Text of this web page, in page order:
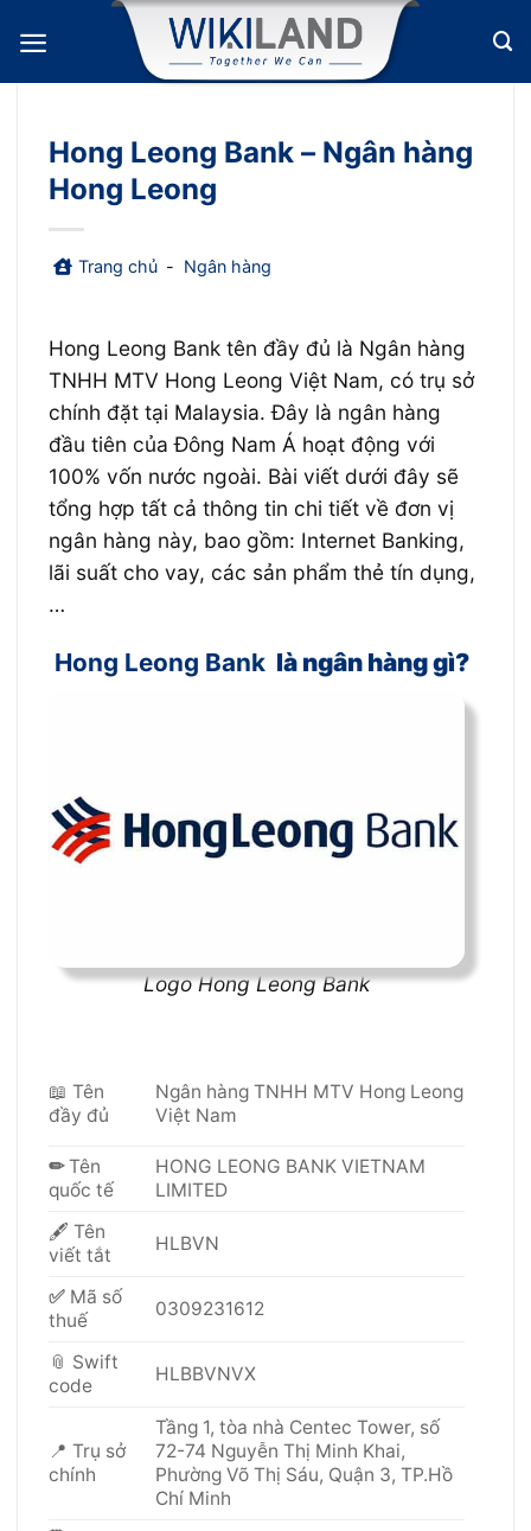
qua
nội
Hong Leong Bank – Ngân hàng
Hong Leong
Trang chủ - Ngân hàng
Hong Leong Bank tên đầy đủ là Ngân hàng
TNHH MTV Hong Leong Việt Nam, có trụ sở
chính đặt tại Malaysia. Đây là ngân hàng
đầu tiên của Đông Nam Á hoạt động với
100% vốn nước ngoài. Bài viết dưới đây sẽ
tổng hợp tất cả thông tin chi tiết về đơn vị
ngân hàng này, bao gồm: Internet Banking,
lãi suất cho vay, các sản phẩm thẻ tín dụng,
…
Hong Leong Bank là ngân hàng gì?
Logo Hong Leong Bank
📖 Tên
đầy đủ
Ngân hàng TNHH MTV Hong Leong
Việt Nam
✏Tên
quốc tế
HONG LEONG BANK VIETNAM
LIMITED
🖋 Tên
viết tắt
HLBVN
✅ Mã số
thuế
0309231612
📎 Swift
code
HLBBVNVX
📍 Trụ sở
chính
Tầng 1, tòa nhà Centec Tower, số
72-74 Nguyễn Thị Minh Khai,
Phường Võ Thị Sáu, Quận 3, TP.Hồ
Chí Minh